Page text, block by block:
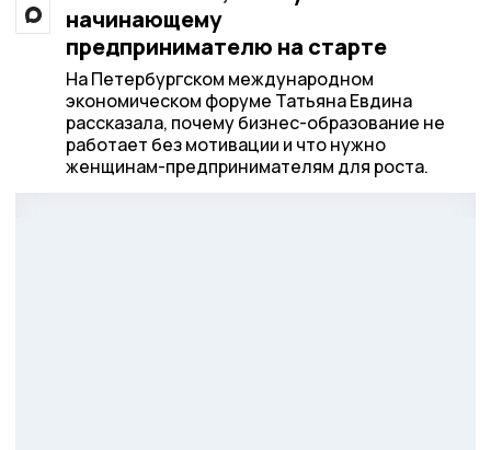
начинающему
предпринимателю на старте
На Петербургском международном
экономическом форуме Татьяна Евдина
рассказала, почему бизнес-образование не
работает без мотивации и что нужно
женщинам-предпринимателям для роста.